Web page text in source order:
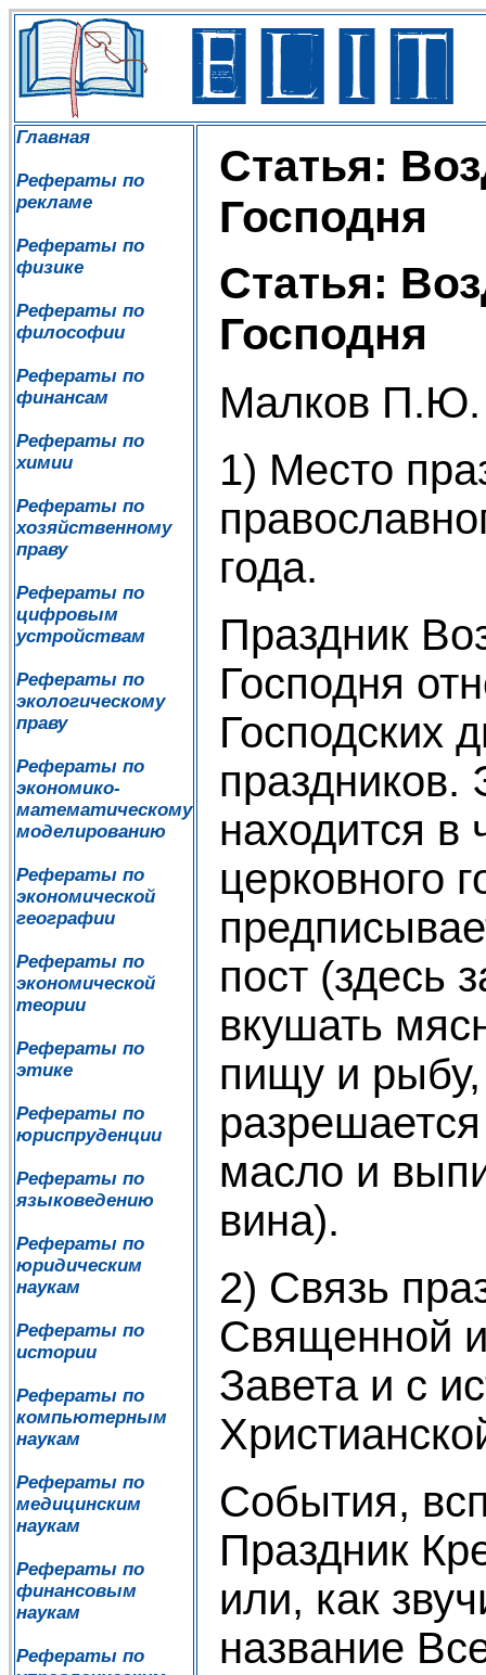
Главная
Рефераты по
рекламе
Рефераты по
физике
Рефераты по
философии
Рефераты по
финансам
Рефераты по
химии
Рефераты по
хозяйственному
праву
Рефераты по
цифровым
устройствам
Рефераты по
экологическому
праву
Рефераты по
экономико-
математическому
моделированию
Рефераты по
экономической
географии
Рефераты по
экономической
теории
Рефераты по
этике
Рефераты по
юриспруденции
Рефераты по
языковедению
Рефераты по
юридическим
наукам
Рефераты по
истории
Рефераты по
компьютерным
наукам
Рефераты по
медицинским
наукам
Рефераты по
финансовым
наукам
Рефераты по
Статья:
Господня
Статья:
Господня
Малков П.Ю.
1) Место
года.
Праздник
Господня
Господских
праздников.
находится в
церковного
пост (здесь
вкушать
пищу и
масло и
вина).
2) Связь
Священной
Завета и с
События,
Праздник
или, как
название